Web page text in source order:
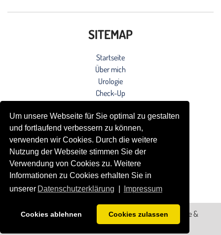
Um unsere Webseite für Sie optimal zu gestalten
und fortlaufend verbessern zu können,
verwenden wir Cookies. Durch die weitere
Nutzung der Webseite stimmen Sie der
Verwendung von Cookies zu. Weitere
Informationen zu Cookies erhalten Sie in
unserer Datenschutzerklärung Impressum
Cookies ablehnen Cookies zulassen
SITEMAP
Startseite
Über mich
Urologie
Check-Up
Sportmedizin
Blog
Kontakt
Impressum
Datenschutzerklärung
© 2020 Dr. Dr. Stefan Buntrock | Privatpraxis für Urologie &
Sexualmedizin in Göttingen